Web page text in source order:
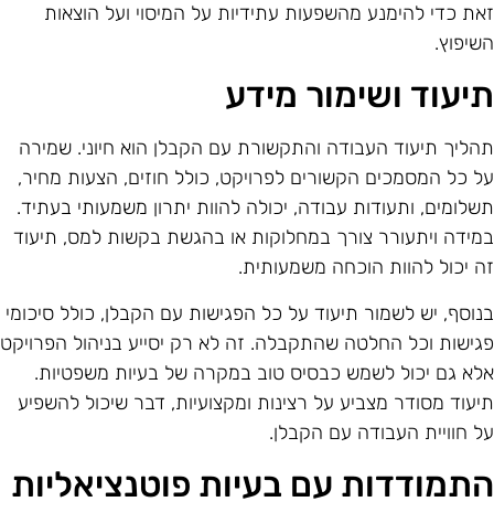
כדי להימנע מהשפעות עתידיות על המיסוי ועל הוצאות
ושימור מידע
תיעוד העבודה והתקשורת עם הקבלן הוא חיוני. שמירה
כל המסמכים הקשורים לפרויקט, כולל חוזים, הצעות מחיר,
ותעודות עבודה, יכולה להוות יתרון משמעותי בעתיד.
ויתעורר צורך במחלוקות או בהגשת בקשות למס, תיעוד
יכול להוות הוכחה משמעותית.
יש לשמור תיעוד על כל הפגישות עם הקבלן, כולל סיכומי
וכל החלטה שהתקבלה. זה לא רק יסייע בניהול הפרויקט
גם יכול לשמש כבסיס טוב במקרה של בעיות משפטיות.
מסודר מצביע על רצינות ומקצועיות, דבר שיכול להשפיע
חוויית העבודה עם הקבלן.
עם בעיות פוטנציאליות